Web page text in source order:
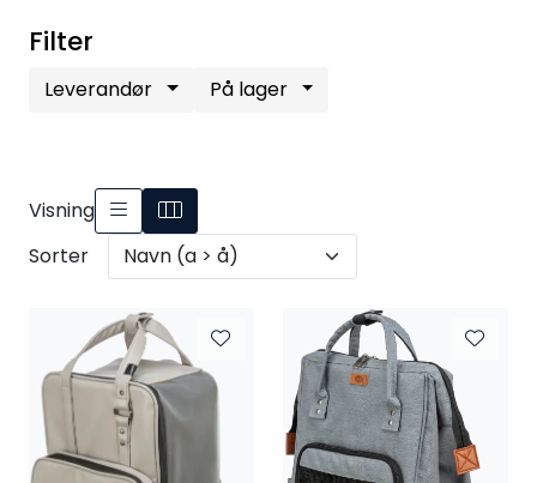
Filter
Leverandør På lager
Visning
Sorter